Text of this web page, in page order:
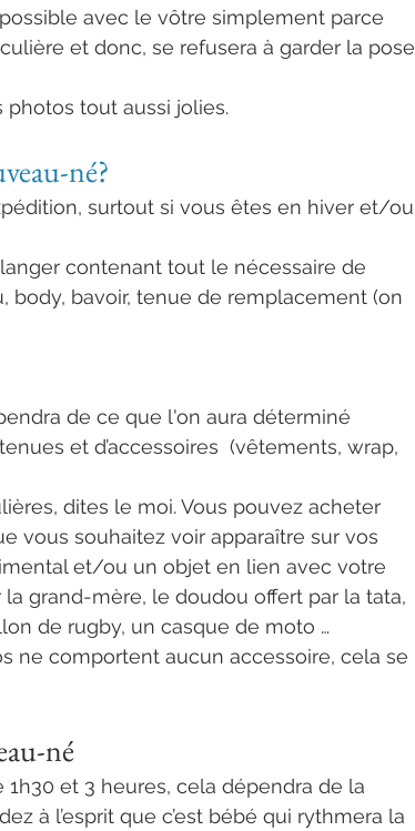
avec le vôtre simplement parce
et donc, se refusera à garder la pose
photos tout aussi jolies.
né?
surtout si vous êtes en hiver et/ou
contenant tout le nécessaire de
body, bavoir, tenue de remplacement (on
de ce que l'on aura déterminé
et d’accessoires  (vêtements, wrap,
dites le moi. Vous pouvez acheter
vous souhaitez voir apparaître sur vos
et/ou un objet en lien avec votre
grand-mère, le doudou offert par la tata,
de rugby, un casque de moto …
ne comportent aucun accessoire, cela se
né
et 3 heures, cela dépendra de la
à l’esprit que c’est bébé qui rythmera la